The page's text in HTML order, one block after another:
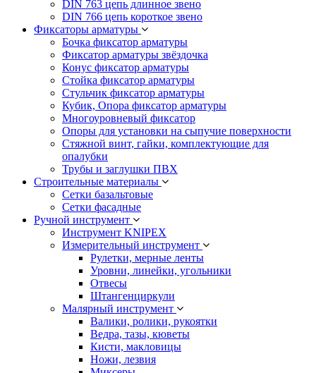
DIN 763 цепь длинное звено
DIN 766 цепь короткое звено
Фиксаторы арматуры
Бочка фиксатор арматуры
Фиксатор арматуры звёздочка
Конус фиксатор арматуры
Стойка фиксатор арматуры
Стульчик фиксатор арматуры
Кубик, Опора фиксатор арматуры
Многоуровневый фиксатор
Опоры для установки на сыпучие поверхности
Стяжной винт, гайки, комплектующие для
опалубки
Трубы и заглушки ПВХ
Строительные материалы
Сетки базальтовые
Сетки фасадные
Ручной инструмент
Инструмент KNIPEX
Измерительный инструмент
Рулетки, мерные ленты
Уровни, линейки, угольники
Отвесы
Штангенциркули
Малярный инструмент
Валики, ролики, рукоятки
Ведра, тазы, кюветы
Кисти, макловицы
Ножи, лезвия